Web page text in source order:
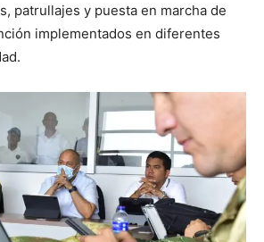
patrullajes y puesta en marcha de
implementados en diferentes